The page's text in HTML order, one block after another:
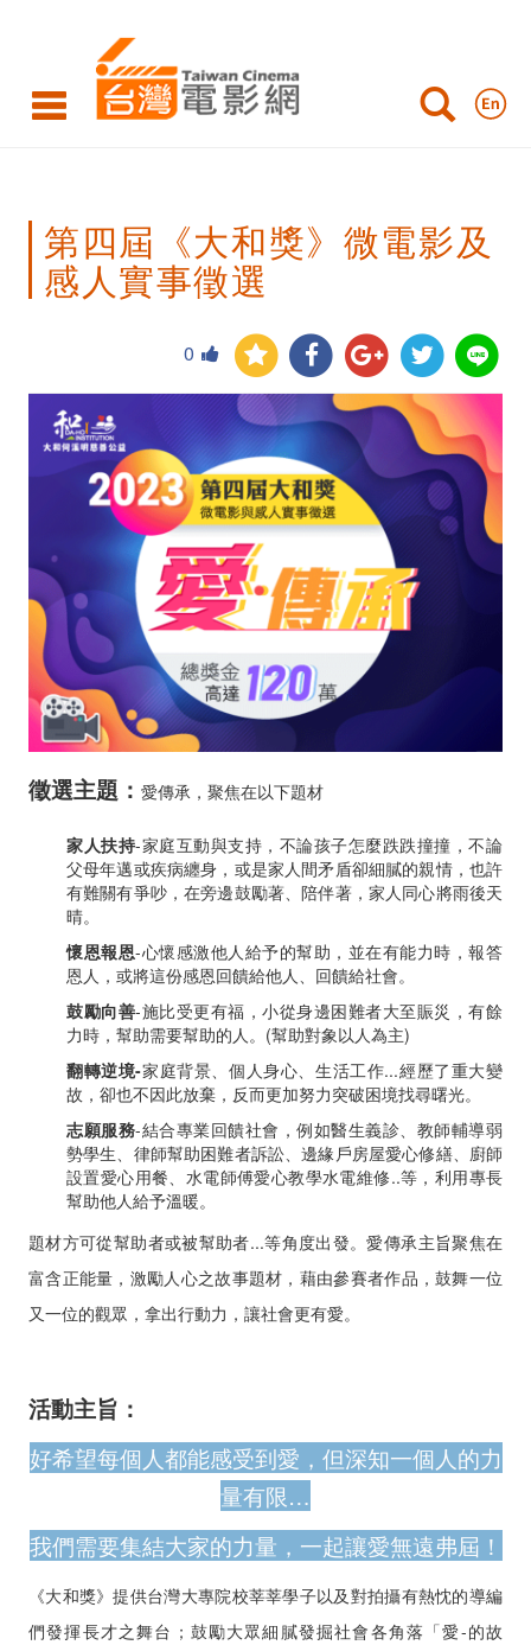
屆
和
獎》
微
影
感
實
事
徵
選
第四屆《大和獎》微電影及
感人實事徵選
0
徵選主題： 愛傳承，聚焦在以下題材
家人扶持-家庭互動與支持，不論孩子怎麼跌跌撞撞，不論
父母年邁或疾病纏身，或是家人間矛盾卻細膩的親情，也許
有難關有爭吵，在旁邊鼓勵著、陪伴著，家人同心將雨後天
晴。
懷恩報恩-心懷感激他人給予的幫助，並在有能力時，報答
恩人，或將這份感恩回饋給他人、回饋給社會。
鼓勵向善-施比受更有福，小從身邊困難者大至賑災，有餘
力時，幫助需要幫助的人。(幫助對象以人為主)
翻轉逆境-家庭背景、個人身心、生活工作...經歷了重大變
故，卻也不因此放棄，反而更加努力突破困境找尋曙光。
志願服務-結合專業回饋社會，例如醫生義診、教師輔導弱
勢學生、律師幫助困難者訴訟、邊緣戶房屋愛心修繕、廚師
設置愛心用餐、水電師傅愛心教學水電維修..等，利用專長
幫助他人給予溫暖。
題材方可從幫助者或被幫助者...等角度出發。愛傳承主旨聚焦在
富含正能量，激勵人心之故事題材，藉由參賽者作品，鼓舞一位
又一位的觀眾，拿出行動力，讓社會更有愛。
活動主旨：
好希望每個人都能感受到愛，但深知一個人的力
量有限…
我們需要集結大家的力量，一起讓愛無遠弗屆！
《大和獎》提供台灣大專院校莘莘學子以及對拍攝有熱忱的導編
們發揮長才之舞台；鼓勵大眾細膩發掘社會各角落「愛-的故